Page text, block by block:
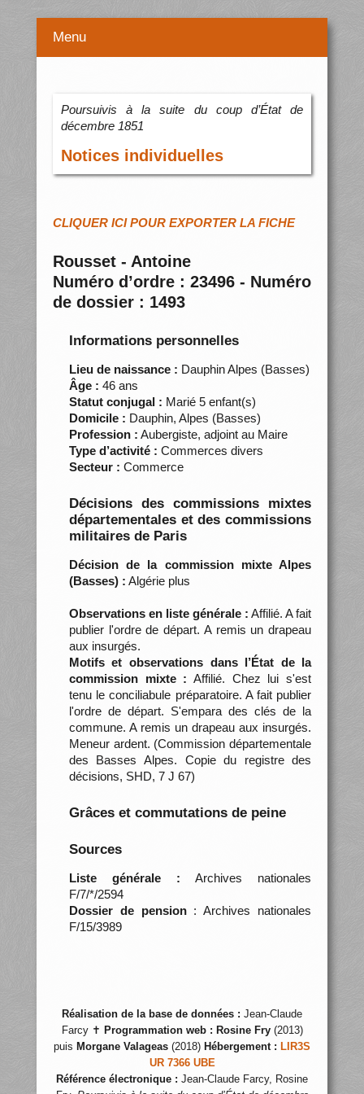
Menu
Poursuivis à la suite du coup d’État de
décembre 1851
Notices individuelles
CLIQUER ICI POUR EXPORTER LA FICHE
Rousset - Antoine
Numéro d’ordre : 23496 - Numéro
de dossier : 1493
Informations personnelles
Lieu de naissance : Dauphin Alpes (Basses)
Âge : 46 ans
Statut conjugal : Marié 5 enfant(s)
Domicile : Dauphin, Alpes (Basses)
Profession : Aubergiste, adjoint au Maire
Type d’activité : Commerces divers
Secteur : Commerce
Décisions des commissions mixtes
départementales et des commissions
militaires de Paris
Décision de la commission mixte Alpes
(Basses) : Algérie plus
Observations en liste générale : Affilié. A fait
publier l'ordre de départ. A remis un drapeau
aux insurgés.
Motifs et observations dans l’État de la
commission mixte : Affilié. Chez lui s'est
tenu le conciliabule préparatoire. A fait publier
l'ordre de départ. S'empara des clés de la
commune. A remis un drapeau aux insurgés.
Meneur ardent. (Commission départementale
des Basses Alpes. Copie du registre des
décisions, SHD, 7 J 67)
Grâces et commutations de peine
Sources
Liste générale : Archives nationales
F/7/*/2594
Dossier de pension: Archives nationales
F/15/3989
Réalisation de la base de données : Jean-Claude
Farcy ✝ Programmation web : Rosine Fry(2013)
puis Morgane Valageas (2018) Hébergement : LIR3S
UR 7366 UBE
Référence électronique : Jean-Claude Farcy, Rosine